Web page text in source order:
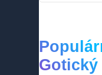
Gotický